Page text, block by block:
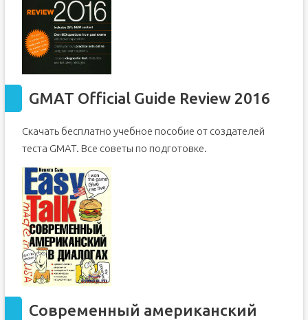
GMAT Official Guide Review 2016
Скачать бесплатно учебное пособие от создателей
теста GMAT. Все советы по подготовке.
Современный американский